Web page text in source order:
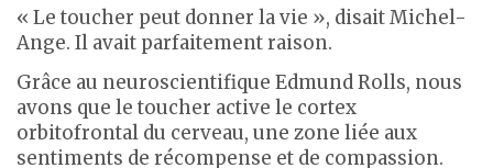
« Le toucher peut donner la vie », disait Michel-
Ange. Il avait parfaitement raison.
Grâce au neuroscientifique Edmund Rolls, nous
avons que le toucher active le cortex
orbitofrontal du cerveau, une zone liée aux
sentiments de récompense et de compassion.